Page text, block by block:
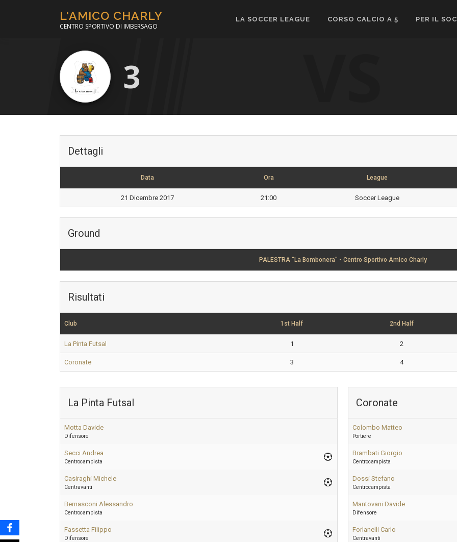
L'AMICO CHARLY
CENTRO SPORTIVO DI IMBERSAGO
LA SOCCER LEAGUE CORSO CALCIO A 5 PER IL
3
Dettagli
Data Ora League
21 Dicembre 2017 21:00 Soccer League
Ground
PALESTRA "La Bombonera" - Centro Sportivo Amico Charly
Risultati
Club 1st Half 2nd Half
La Pinta Futsal 1 2
Coronate 3 4
La Pinta Futsal
Motta Davide
Difensore
Secci Andrea
Centrocampista
Casiraghi Michele
Centravanti
Bernasconi Alessandro
Centrocampista
Fassetta Filippo
Difensore
Coronate
Colombo Matteo
Portiere
Brambati Giorgio
Centrocampista
Dossi Stefano
Centrocampista
Mantovani Davide
Difensore
Forlanelli Carlo
Centravanti